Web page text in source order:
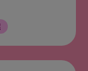
pmc/arti